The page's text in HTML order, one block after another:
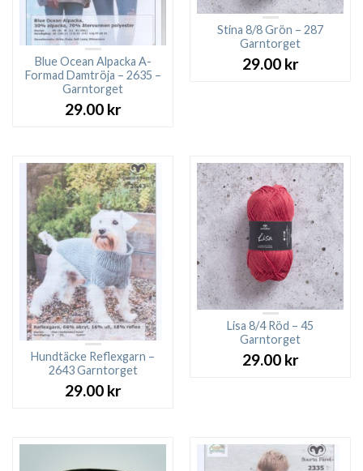
Blue Ocean Alpacka A-
Formad Damtröja – 2635 –
Garntorget
29.00 kr
Stina 8/8 Grön – 287
Garntorget
29.00 kr
Hundtäcke Reflexgarn –
2643 Garntorget
29.00 kr
Lisa 8/4 Röd – 45
Garntorget
29.00 kr